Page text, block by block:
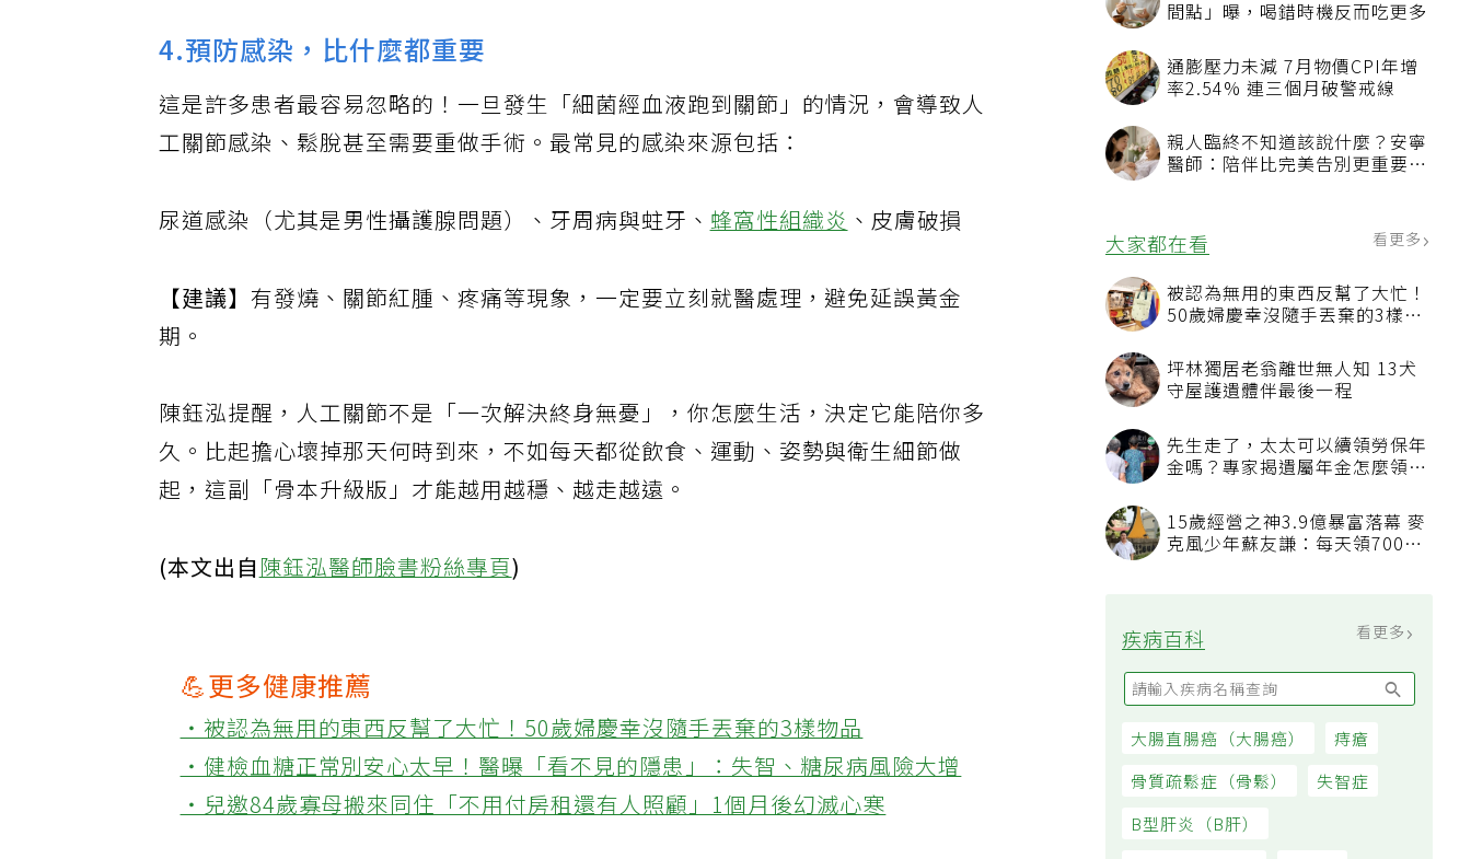
間點」曝，喝錯時機反而吃更多
通膨壓力未減 7月物價CPI年增
率2.54% 連三個月破警戒線
親人臨終不知道該說什麼？安寧
醫師：陪伴比完美告別更重要，
大家都在看
被認為無用的東西反幫了大忙！
50歲婦慶幸沒隨手丟棄的3樣物
坪林獨居老翁離世無人知 13犬
守屋護遺體伴最後一程
先生走了，太太可以續領勞保年
15歲經營之神3.9億暴富落幕 麥
克風少年蘇友謙：每天領700元
疾病百科
4.預防感染，比什麼都重要
這是許多患者最容易忽略的！一旦發生「細菌經血液跑到關節」的情況，會導致人
工關節感染、鬆脫甚至需要重做手術。最常見的感染來源包括：
尿道感染（尤其是男性攝護腺問題）、牙周病與蛀牙、蜂窩性組織炎 、皮膚破損
【建議】 有發燒、關節紅腫、疼痛等現象，一定要立刻就醫處理，避免延誤黃金
期。
陳鈺泓提醒，人工關節不是「一次解決終身無憂」，你怎麼生活，決定它能陪你多
久。比起擔心壞掉那天何時到來，不如每天都從飲食、運動、姿勢與衛生細節做
起，這副「骨本升級版」才能越用越穩、越走越遠。
(本文出自陳鈺泓醫師臉書粉絲專頁)
💪更多健康推薦
‧被認為無用的東西反幫了大忙！50歲婦慶幸沒隨手丟棄的3樣物品
‧健檢血糖正常別安心太早！醫曝「看不見的隱患」：失智、糖尿病風險大增
‧兒邀84歲寡母搬來同住「不用付房租還有人照顧」1個月後幻滅心寒